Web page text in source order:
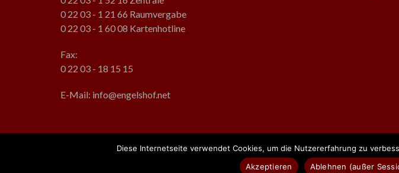
0 22 03 - 1 21 66 Raumvergabe
0 22 03 - 1 60 08 Kartenhotline
Fax:
0 22 03 - 18 15 15
E-Mail: info@engelshof.net
. Alle Rechte vorbehalten.
Diese Internetseite verwendet Cookies, um die Nutzererfahrung zu
Akzeptieren
Ablehnen (außer